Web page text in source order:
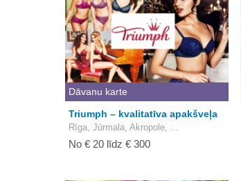
Dāvanu karte
Triumph – kvalitatīva apakšveļa
Rīga, Jūrmala, Akropole, ...
No € 20 līdz € 300